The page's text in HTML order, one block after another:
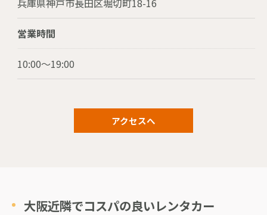
兵庫県神戸市長田区堀切町18-16
営業時間
10:00～19:00
アクセスへ
大阪近隣でコスパの良いレンタカー